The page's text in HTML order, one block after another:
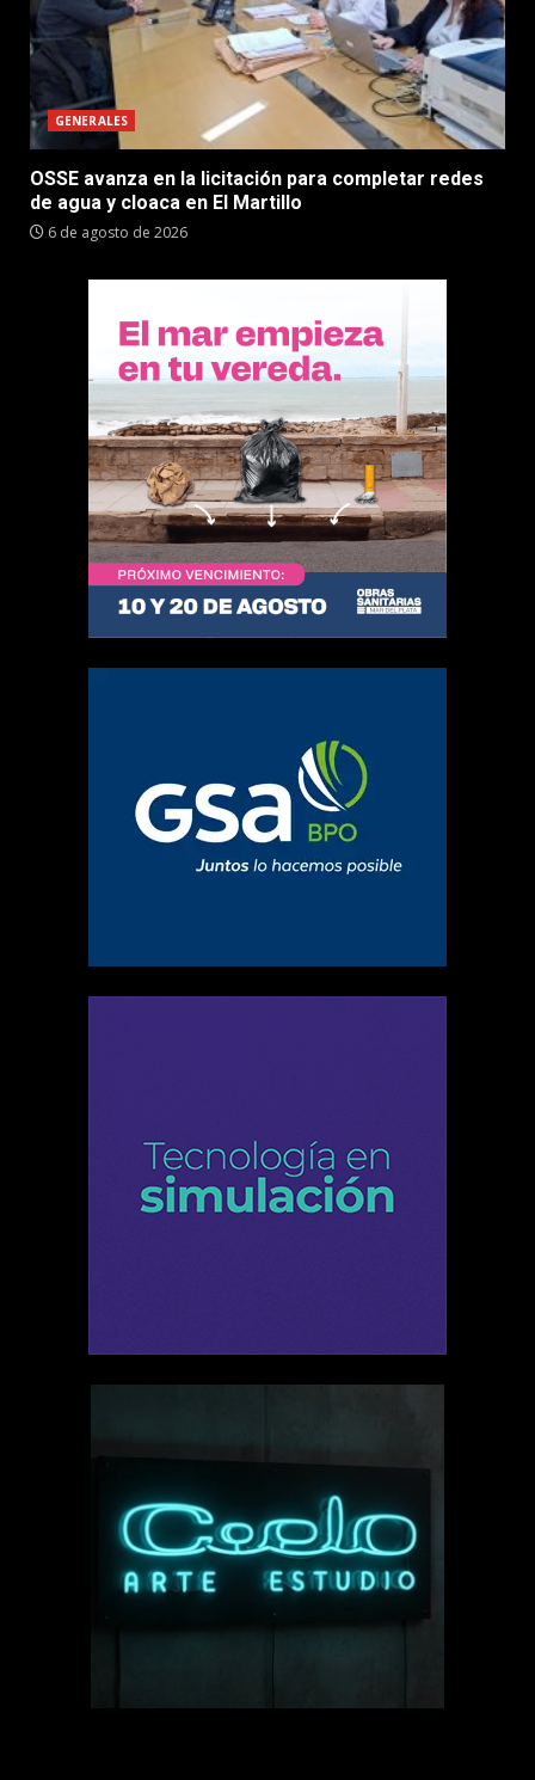
GENERALES
OSSE avanza en la licitación para completar redes
de agua y cloaca en El Martillo
6 de agosto de 2026